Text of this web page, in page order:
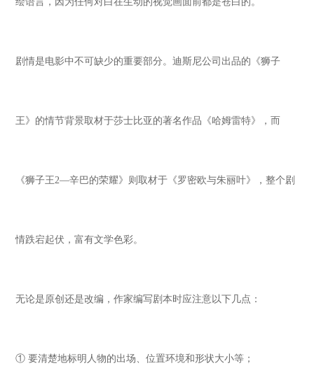
剧情是电影中不可缺少的重要部分。迪斯尼公司出品的《狮子
王》的情节背景取材于莎士比亚的著名作品《哈姆雷特》，而
《狮子王 2—辛巴的荣耀》则取材于《罗密欧与朱丽叶》，整个剧
情跌宕起伏，富有文学色彩。
无论是原创还是改编，作家编写剧本时应注意以下几点：
① 要清楚地标明人物的出场、位置环境和形状大小等；